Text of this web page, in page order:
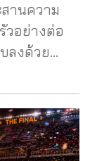
านความ
วอย่างต่อ
ลงด้วย…